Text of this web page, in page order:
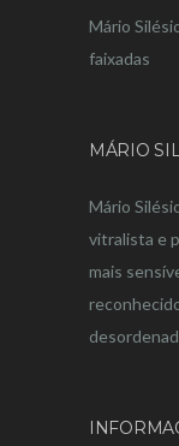
Mário
faixadas
MÁRIO
Mário
vitralista e
mais